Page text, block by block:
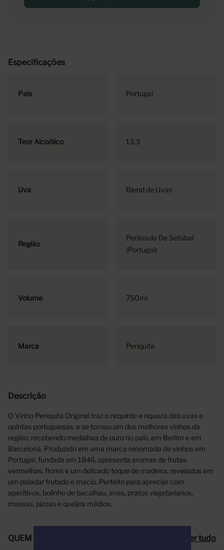
Especificações
País Portugal
Teor Alcoólico 13.3
Uva Blend de Uvas
Região
Península De Setúbal
(Portugal)
Volume 750ml
Marca Periquita
Descrição
O Vinho Periquita Original traz o requinte e riqueza das uvas e
quintas portuguesas, e se tornou um dos melhores vinhos da
região, recebendo medalhas de ouro no país, em Berlim e em
Barcelona. Produzido em uma marca renomada de vinhos em
Portugal, fundada em 1846, apresenta aromas de frutas
vermelhas, flores e um delicado toque de madeira, revelados em
um paladar frutado e macio. Perfeito para apreciar com
aperitivos, bolinho de bacalhau, aves, pratos vegetarianos,
massas, pizzas e queijos médios.
QUEM COMPROU, COMPROU TAMBÉM Ver tudo